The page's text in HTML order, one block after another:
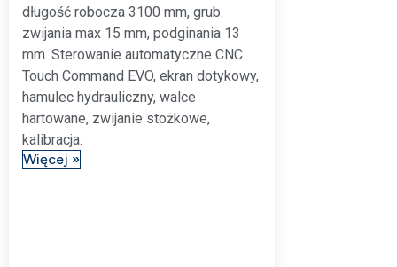
długość robocza 3100 mm, grub.
zwijania max 15 mm, podginania 13
mm. Sterowanie automatyczne CNC
Touch Command EVO, ekran dotykowy,
hamulec hydrauliczny, walce
hartowane, zwijanie stożkowe,
kalibracja.
Więcej »